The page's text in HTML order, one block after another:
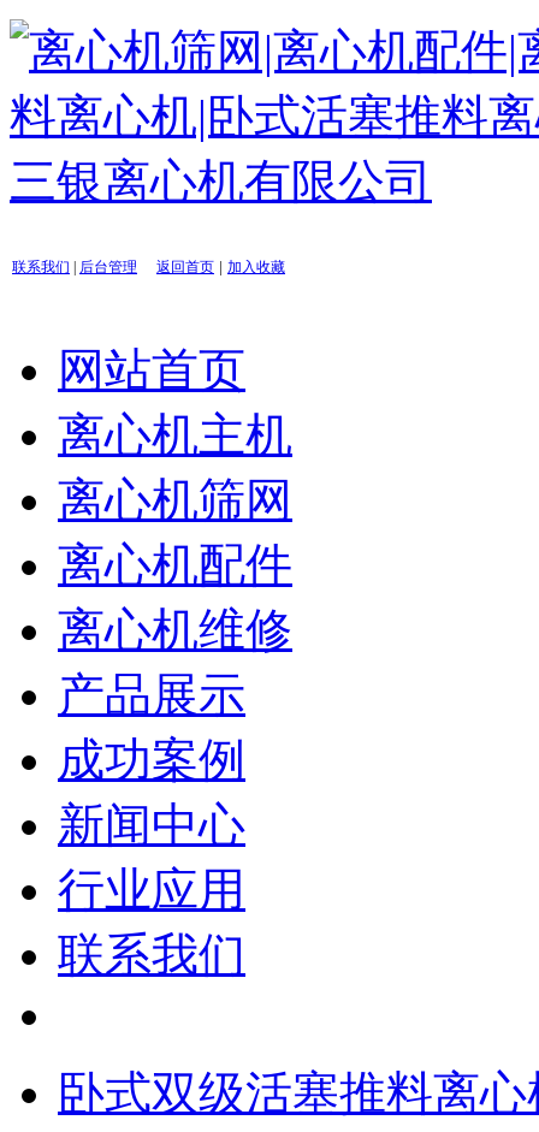
联系我们 后台管理 返回首页 | 加入收藏
网站首页
离心机主机
离心机筛网
离心机配件
离心机维修
产品展示
成功案例
新闻中心
行业应用
联系我们
卧式双级活塞推料离心